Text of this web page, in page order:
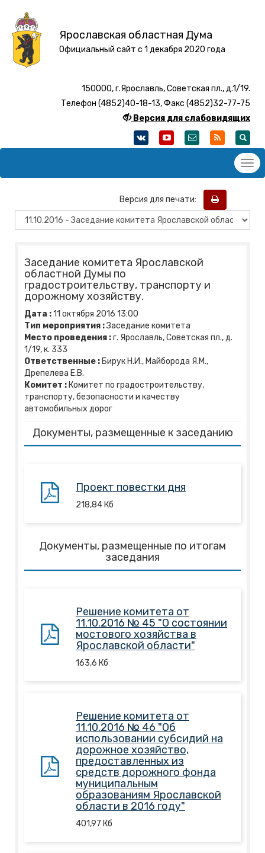
Ярославская областная Дума
Официальный сайт с 1 декабря 2020 года
150000, г.Ярославль, Советская пл., д.1/19.
Телефон (4852)40-18-13, Факс (4852)32-77-75
Версия для слабовидящих
Версия для печати:
Заседание комитета Ярославской
областной Думы по
градостроительству, транспорту и
дорожному хозяйству.
Дата :11 октября 2016 13:00
Тип мероприятия :Заседание комитета
Место проведения :г. Ярославль, Советская пл., д.
1/19, к. 333
Ответственные : Бирук Н.И., Майборода Я.М.,
Дрепелева Е.В.
Комитет : Комитет по градостроительству,
транспорту, безопасности и качеству
автомобильных дорог
Документы, размещенные к заседанию
Проект повестки дня
218,84 Кб
Документы, размещенные по итогам
заседания
Решение комитета от
11.10.2016 № 45 "О состоянии
мостового хозяйства в
Ярославской области"
163,6 Кб
Решение комитета от
11.10.2016 № 46 "Об
использовании субсидий на
дорожное хозяйство,
предоставленных из
средств дорожного фонда
муниципальным
образованиям Ярославской
области в 2016 году"
401,97 Кб